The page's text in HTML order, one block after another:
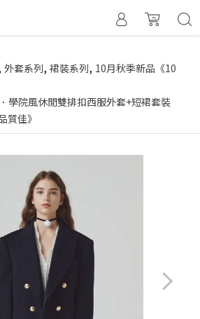
外套系列, 裙裝系列, 10月秋季新品《10
學院風休閒雙排扣西服外套+短裙套裝
質佳》